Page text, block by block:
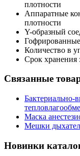
плотности
Аппаратные
плотности
Y-образный
Количество в
Срок хранения
Связанные
Бактериально-
Маска
Мешки
Новинки